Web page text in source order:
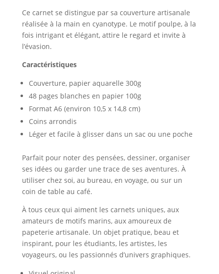
Ce carnet se distingue par sa couverture artisanale
réalisée à la main en cyanotype. Le motif poulpe, à la
fois intrigant et élégant, attire le regard et invite à
l’évasion.
Caractéristiques
Couverture, papier aquarelle 300g
48 pages blanches en papier 100g
Format A6 (environ 10,5 x 14,8 cm)
Coins arrondis
Léger et facile à glisser dans un sac ou une poche
Parfait pour noter des pensées, dessiner, organiser
ses idées ou garder une trace de ses aventures. À
utiliser chez soi, au bureau, en voyage, ou sur un
coin de table au café.
À tous ceux qui aiment les carnets uniques, aux
amateurs de motifs marins, aux amoureux de
papeterie artisanale. Un objet pratique, beau et
inspirant, pour les étudiants, les artistes, les
voyageurs, ou les passionnés d’univers graphiques.